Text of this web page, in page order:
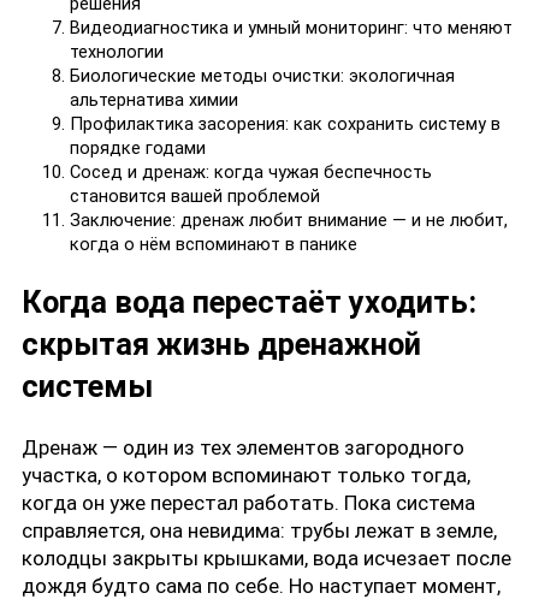
Видеодиагностика и умный мониторинг: что меняют
технологии
Биологические методы очистки: экологичная
альтернатива химии
Профилактика засорения: как сохранить систему в
порядке годами
Сосед и дренаж: когда чужая беспечность
становится вашей проблемой
Заключение: дренаж любит внимание — и не любит,
когда о нём вспоминают в панике
Когда вода перестаёт уходить:
скрытая жизнь дренажной
системы
Дренаж — один из тех элементов загородного
участка, о котором вспоминают только тогда,
когда он уже перестал работать. Пока система
справляется, она невидима: трубы лежат в земле,
колодцы закрыты крышками, вода исчезает после
дождя будто сама по себе. Но наступает момент,